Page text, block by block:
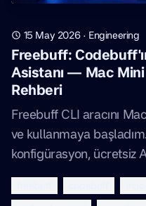
15 May 2026· Engineering
Freebuff:
Asistanı — Mac
Rehberi
Freebuff CLI aracını
ve kullanmaya
konfigürasyon, ücretsiz